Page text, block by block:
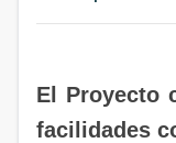
El Proyecto
facilidades